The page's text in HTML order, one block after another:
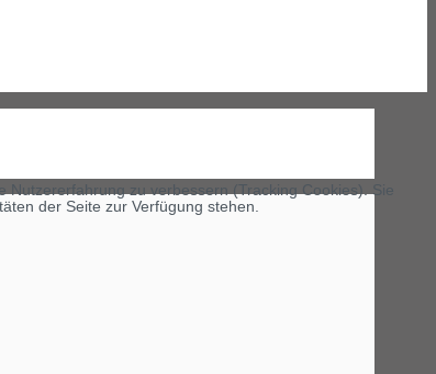
zu verbessern (Tracking Cookies). Sie
der Seite zur Verfügung stehen.